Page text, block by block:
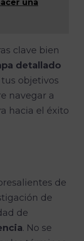
una
clave bien
detallado
objetivos
navegar a
hacia el éxito
de
de
de
. No se